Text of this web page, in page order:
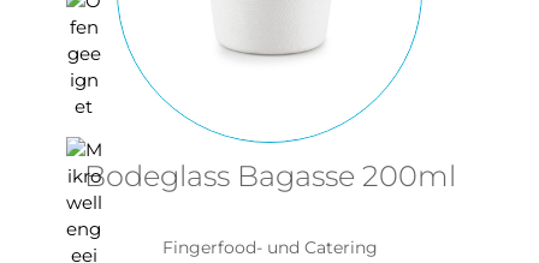
Bodeglass Bagasse 200ml
Fingerfood- und Catering